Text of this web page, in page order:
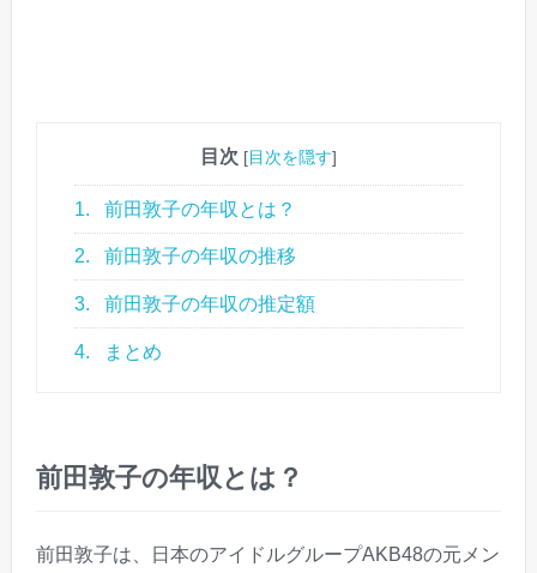
目次 [目次を隠す]
1. 前田敦子の年収とは？
2. 前田敦子の年収の推移
3. 前田敦子の年収の推定額
4. まとめ
前田敦子の年収とは？
前田敦子は、日本のアイドルグループAKB48の元メン